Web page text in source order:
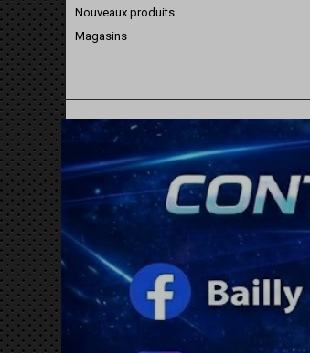
Nouveaux produits
Magasins